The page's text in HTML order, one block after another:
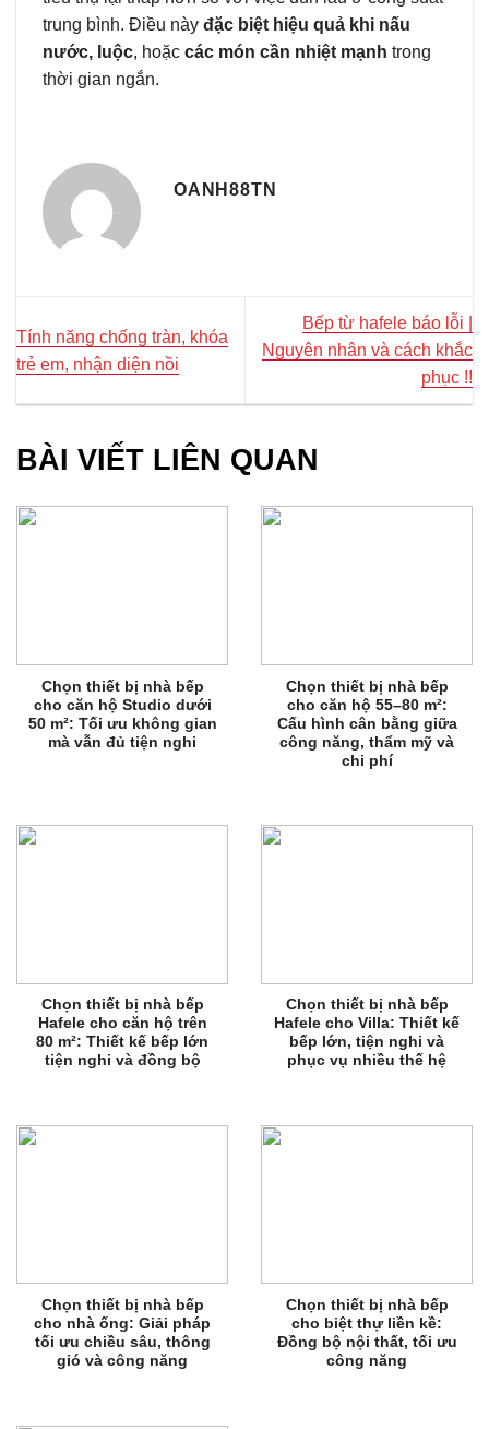
trung bình. Điều này đặc biệt hiệu quả khi nấu
nước, luộc, hoặc các món cần nhiệt mạnh trong
thời gian ngắn.
OANH88TN
Tính năng chống tràn, khóa
trẻ em, nhận diện nồi
Bếp từ hafele báo lỗi |
Nguyên nhân và cách khắc
phục !!
BÀI VIẾT LIÊN QUAN
Chọn thiết bị nhà bếp
cho căn hộ Studio dưới
50 m²: Tối ưu không gian
mà vẫn đủ tiện nghi
Chọn thiết bị nhà bếp
cho căn hộ 55–80 m²:
Cấu hình cân bằng giữa
công năng, thẩm mỹ và
chi phí
Chọn thiết bị nhà bếp
Hafele cho căn hộ trên
80 m²: Thiết kế bếp lớn
tiện nghi và đồng bộ
Chọn thiết bị nhà bếp
Hafele cho Villa: Thiết kế
bếp lớn, tiện nghi và
phục vụ nhiều thế hệ
Chọn thiết bị nhà bếp
cho nhà ống: Giải pháp
tối ưu chiều sâu, thông
gió và công năng
Chọn thiết bị nhà bếp
cho biệt thự liền kề:
Đồng bộ nội thất, tối ưu
công năng